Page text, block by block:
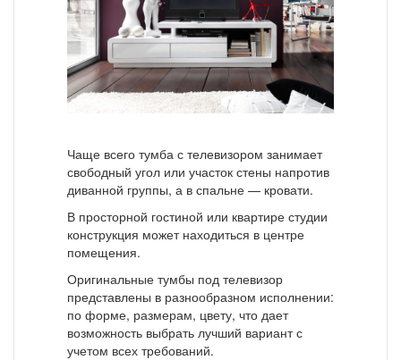
Чаще всего тумба с телевизором занимает
свободный угол или участок стены напротив
диванной группы, а в спальне — кровати.
В просторной гостиной или квартире студии
конструкция может находиться в центре
помещения.
Оригинальные тумбы под телевизор
представлены в разнообразном исполнении:
по форме, размерам, цвету, что дает
возможность выбрать лучший вариант с
учетом всех требований.